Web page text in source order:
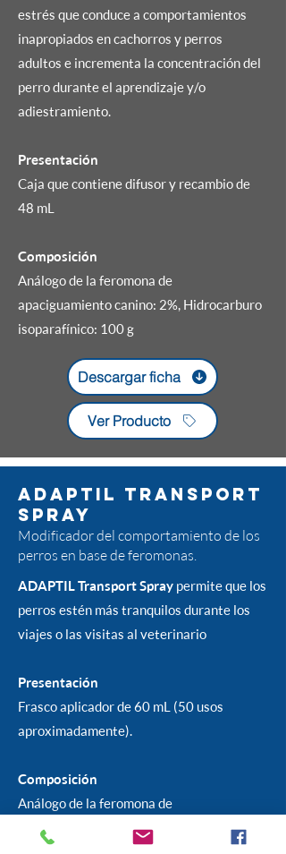
estrés que conduce a comportamientos
inapropiados en cachorros y perros
adultos e incrementa la concentración del
perro durante el aprendizaje y/o
adiestramiento.
Presentación
Caja que contiene difusor y recambio de
48 mL
Composición
Análogo de la feromona de
apaciguamiento canino: 2%, Hidrocarburo
isoparafínico: 100 g
Descargar ficha
Ver Producto
Adaptil transport
spray
Modificador del comportamiento de los
perros en base de feromonas.
ADAPTIL Transport Spray permite que los
perros estén más tranquilos durante los
viajes o las visitas al veterinario
Presentación
Frasco aplicador de 60 mL (50 usos
aproximadamente).
Composición
Análogo de la feromona de
apaciguamiento canino 2%; Isopropanol c.